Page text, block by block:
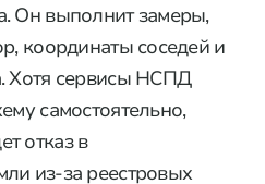
Он выполнит замеры,
координаты соседей и
Хотя сервисы НСПД
самостоятельно,
отказ в
из-за реестровых